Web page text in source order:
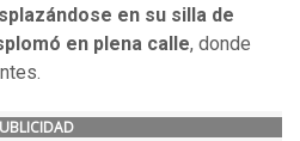
en su silla de
en plena calle, donde